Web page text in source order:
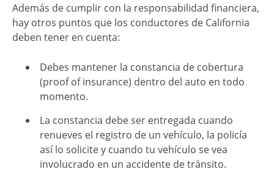
Además de cumplir con la responsabilidad financiera,
hay otros puntos que los conductores de California
deben tener en cuenta:
Debes mantener la constancia de cobertura
(proof of insurance) dentro del auto en todo
momento.
La constancia debe ser entregada cuando
renueves el registro de un vehículo, la policía
así lo solicite y cuando tu vehículo se vea
involucrado en un accidente de tránsito.